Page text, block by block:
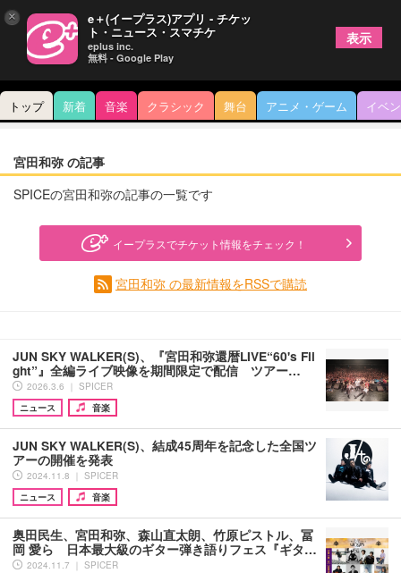
トップ 新着 音楽 クラシック 舞台 アニメ・ゲーム イベ
宮田和弥 の記事
SPICEの宮田和弥の記事の一覧です
イープラスでチケット情報をチェック！
宮田和弥 の最新情報をRSSで購読
JUN SKY WALKER(S)、『宮⽥和弥還暦LIVE“60's Fli
ght”』全編ライブ映像を期間限定で配信 ツアー…
2026.3.6 ｜ SPICER
ニュース
音楽
JUN SKY WALKER(S)、結成45周年を記念した全国ツ
アーの開催を発表
2024.11.8 ｜ SPICER
ニュース
音楽
奥田民生、宮田和弥、森山直太朗、竹原ピストル、冨
岡 愛ら 日本最大級のギター弾き語りフェス『ギタ…
2024.11.7 ｜ SPICER
× e＋(イープラス)アプリ - チケッ
ト・ニュース・スマチケ
eplus inc.
無料 - Google Play
表示